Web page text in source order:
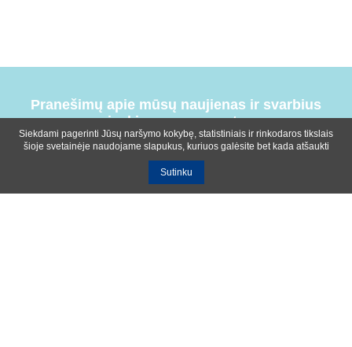
Pranešimų apie mūsų naujienas ir svarbius
įvykius prenumerata
Siekdami pagerinti Jūsų naršymo kokybę, statistiniais ir rinkodaros tikslais
šioje svetainėje naudojame slapukus, kuriuos galėsite bet kada atšaukti
Sutinku